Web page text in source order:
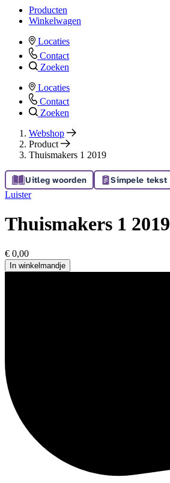
Producten
Winkelwagen
Locaties
Contact
Zoeken
Locaties
Contact
Zoeken
Webshop
Product
Thuismakers 1 2019
Uitleg woorden Simpele tekst
Luister
Thuismakers 1 2019
€ 0,00
In winkelmandje